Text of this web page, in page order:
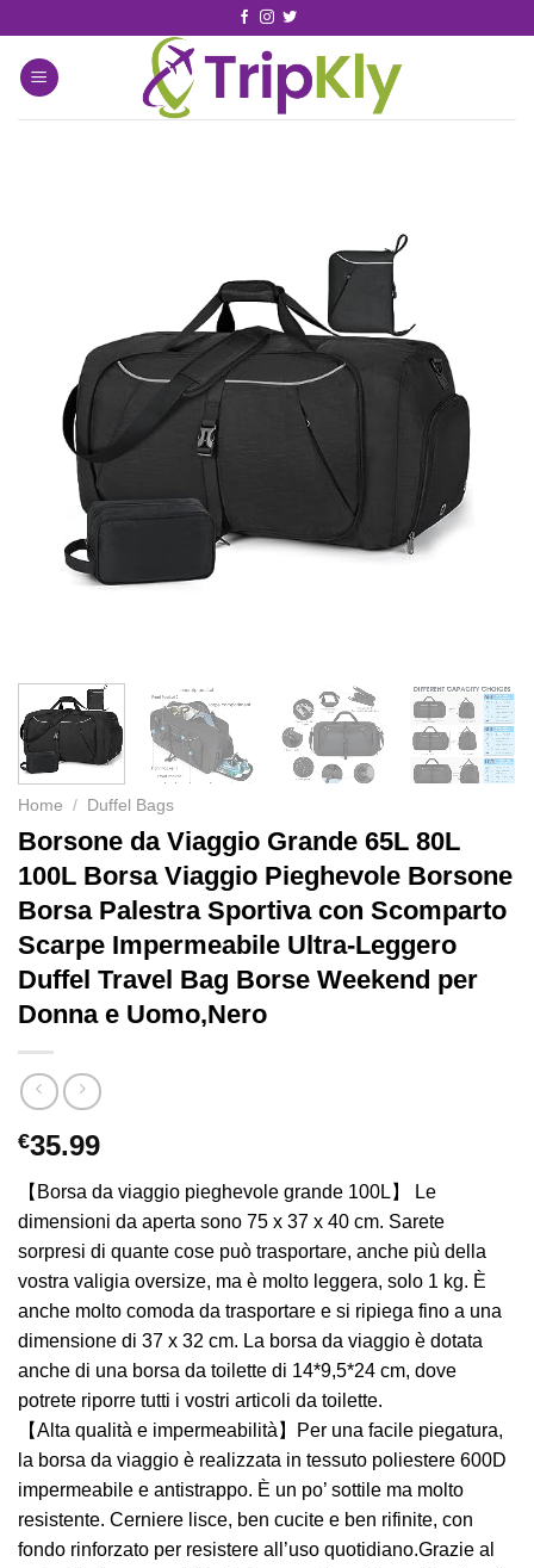
Home / Duffel Bags
Borsone da Viaggio Grande 65L 80L
100L Borsa Viaggio Pieghevole Borsone
Borsa Palestra Sportiva con Scomparto
Scarpe Impermeabile Ultra-Leggero
Duffel Travel Bag Borse Weekend per
Donna e Uomo,Nero
€35.99
【Borsa da viaggio pieghevole grande 100L】 Le
dimensioni da aperta sono 75 x 37 x 40 cm. Sarete
sorpresi di quante cose può trasportare, anche più della
vostra valigia oversize, ma è molto leggera, solo 1 kg. È
anche molto comoda da trasportare e si ripiega fino a una
dimensione di 37 x 32 cm. La borsa da viaggio è dotata
anche di una borsa da toilette di 14*9,5*24 cm, dove
potrete riporre tutti i vostri articoli da toilette.
【Alta qualità e impermeabilità】Per una facile piegatura,
la borsa da viaggio è realizzata in tessuto poliestere 600D
impermeabile e antistrappo. È un po’ sottile ma molto
resistente. Cerniere lisce, ben cucite e ben rifinite, con
fondo rinforzato per resistere all’uso quotidiano.Grazie al